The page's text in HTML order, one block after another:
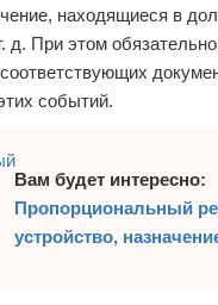
находящиеся в
д. При этом
событий.
Вам будет интересно:
Пропорциональный
устройство,